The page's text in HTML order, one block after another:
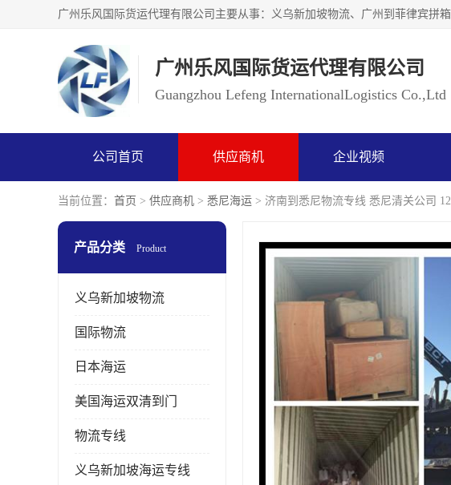
广州乐风国际货运代理有限公司
Guangzhou Lefeng InternationalLogistics Co.,Ltd
公司首页 供应商机 企业视频
当前位置： 首页 > 供应商机 > 悉尼海运 > 济南到悉尼物流专线 悉尼清关公司
产品分类 Product
义乌新加坡物流
国际物流
日本海运
美国海运双清到门
物流专线
义乌新加坡海运专线